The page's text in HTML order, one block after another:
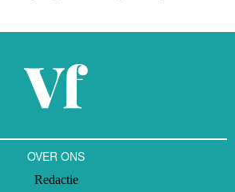
partners IFC en FAB.
OVER ONS
Redactie